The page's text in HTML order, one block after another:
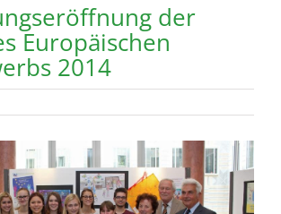
der
Europäischen
2014